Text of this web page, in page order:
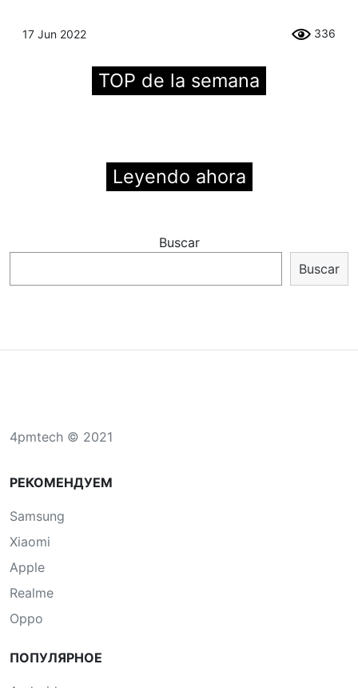
17 Jun 2022 336
TOP de la semana
Leyendo ahora
Buscar
Buscar
4pmtech © 2021
РЕКОМЕНДУЕМ
Samsung
Xiaomi
Apple
Realme
Oppo
ПОПУЛЯРНОЕ